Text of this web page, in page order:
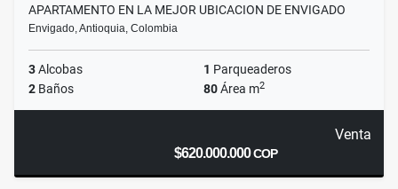
APARTAMENTO EN LA MEJOR UBICACION DE ENVIGADO
Envigado, Antioquia, Colombia
3Alcobas 1 Parqueaderos
2 Baños 80Área m2
Venta
$620.000.000COP